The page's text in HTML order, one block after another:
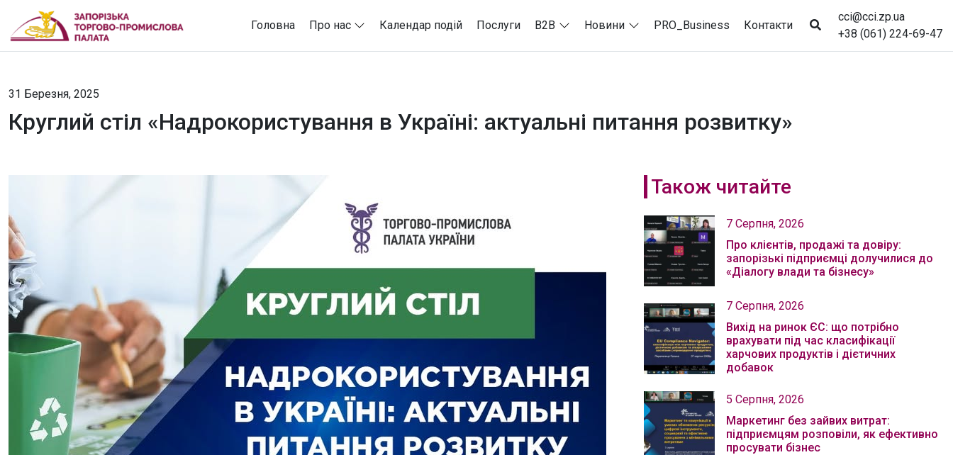
Головна Про нас Календар подій Послуги B2B Новини PRO_Business Контакти
cci@cci.zp.ua
+38 (061) 224-69-47
31 Березня, 2025
Круглий стіл «Надрокористування в Україні: актуальні питання розвитку»
Також читайте
7 Серпня, 2026
Про клієнтів, продажі та довіру:
запорізькі підприємці долучилися до
«Діалогу влади та бізнесу»
7 Серпня, 2026
Вихід на ринок ЄС: що потрібно
врахувати під час класифікації
харчових продуктів і дієтичних
добавок
5 Серпня, 2026
Маркетинг без зайвих витрат:
підприємцям розповіли, як ефективно
просувати бізнес